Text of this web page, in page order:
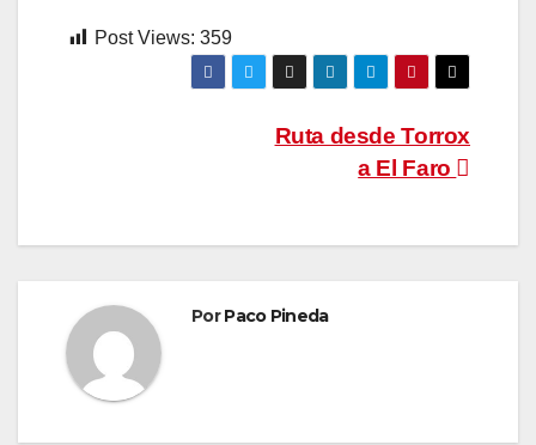
Post Views: 359
Navegación
entradas
Ruta desde Torrox
a El Faro
PorPaco Pineda